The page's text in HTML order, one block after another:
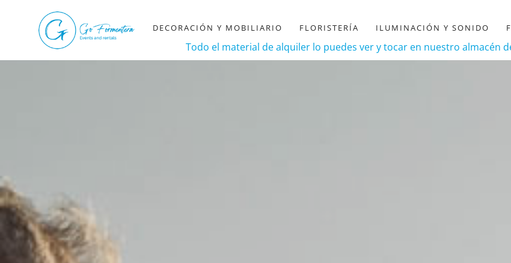
DECORACIÓN Y MOBILIARIO FLORISTERÍA ILUMINACIÓN Y SONIDO
Todo el material de alquiler lo puedes ver y tocar en nuestro almacén